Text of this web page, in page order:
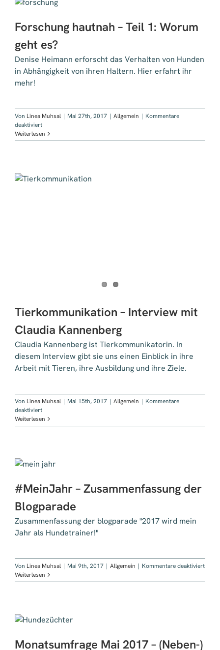
Forschung hautnah – Teil 1: Worum
geht es?
Denise Heimann erforscht das Verhalten von Hunden
in Abhängigkeit von ihren Haltern. Hier erfahrt ihr
mehr!
Von Linea Muhsal | Mai 27th, 2017 | Allgemein | Kommentare
deaktiviertfür
Forschung
hautnah
Worum
Weiterlesen
Tierkommunikation – Interview mit
Claudia Kannenberg
Claudia Kannenberg ist Tierkommunikatorin. In
diesem Interview gibt sie uns einen Einblick in ihre
Arbeit mit Tieren, ihre Ausbildung und ihre Ziele.
Von Linea Muhsal | Mai 15th, 2017 | Allgemein | Kommentare
deaktiviertfür
Tierkommunikation
–
Kannenberg
Weiterlesen
#MeinJahr – Zusammenfassung der
Blogparade
Zusammenfassung der blogparade "2017 wird mein
Jahr als Hundetrainer!"
Von Linea Muhsal | Mai 9th, 2017 | Allgemein | Kommentare deaktiviertfür
–
Weiterlesen
Monatsumfrage Mai 2017 – (Neben-)